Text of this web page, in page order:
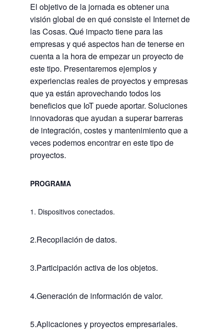
El objetivo de la jornada es obtener una
visión global de en qué consiste el Internet de
las Cosas. Qué impacto tiene para las
empresas y qué aspectos han de tenerse en
cuenta a la hora de empezar un proyecto de
este tipo. Presentaremos ejemplos y
experiencias reales de proyectos y empresas
que ya están aprovechando todos los
beneficios que IoT puede aportar. Soluciones
innovadoras que ayudan a superar barreras
de integración, costes y mantenimiento que a
veces podemos encontrar en este tipo de
proyectos.
PROGRAMA
1. Dispositivos conectados.
2.Recopilación de datos.
3.Participación activa de los objetos.
4.Generación de información de valor.
5.Aplicaciones y proyectos empresariales.